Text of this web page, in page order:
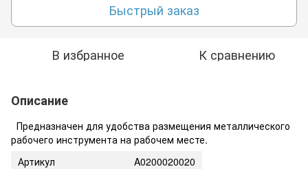
Быстрый заказ
В избранное К сравнению
Описание
Предназначен для удобства размещения металлического
рабочего инструмента на рабочем месте.
Артикул
A0200020020